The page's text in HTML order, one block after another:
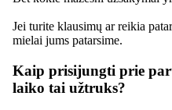
Jei turite klausimų ar reikia
mielai jums patarsime.
Kaip prisijungti prie
laiko tai užtruks?